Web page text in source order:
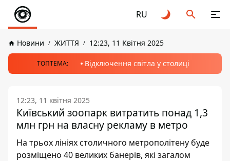
RU
Новини ЖИТТЯ 12:23, 11 Квітня 2025
ТОПТЕМА: Відключення світла у столиці
12:23, 11 квітня 2025
Київський зоопарк витратить понад 1,3
млн грн на власну рекламу в метро
На трьох лініях столичного метрополітену буде
розміщено 40 великих банерів, які загалом